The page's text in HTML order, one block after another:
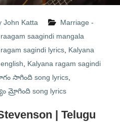
John Katta
Marriage -
saagindi mangala
sagindi lyrics, Kalyana
Kalyana ragam sagindi
సాగింది song lyrics,
song lyrics
| Telugu